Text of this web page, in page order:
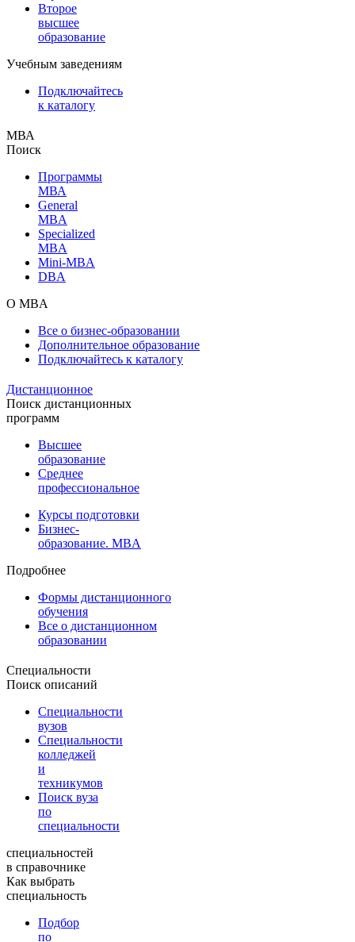
Второе
высшее
образование
Учебным заведениям
Подключайтесь
к каталогу
МВА
Поиск
Программы
МВА
General
MBA
Specialized
MBA
Mini-MBA
DBA
О MBA
Все о бизнес-образовании
Дополнительное образование
Подключайтесь к каталогу
Дистанционное
Поиск дистанционных
программ
Высшее
образование
Среднее
профессиональное
Курсы подготовки
Бизнес-
образование. MBA
Подробнее
Формы дистанционного
обучения
Все о дистанционном
образовании
Специальности
Поиск описаний
Специальности
вузов
Специальности
колледжей
и
техникумов
Поиск вуза
по
специальности
специальностей
в справочнике
Как выбрать
специальность
Подбор
по